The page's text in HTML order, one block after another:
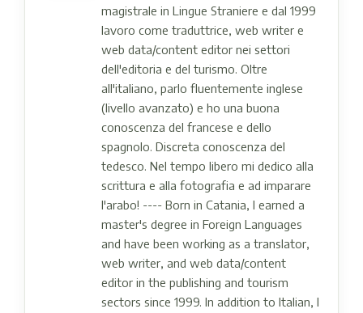
magistrale in Lingue Straniere e dal 1999
lavoro come traduttrice, web writer e
web data/content editor nei settori
dell'editoria e del turismo. Oltre
all'italiano, parlo fluentemente inglese
(livello avanzato) e ho una buona
conoscenza del francese e dello
spagnolo. Discreta conoscenza del
tedesco. Nel tempo libero mi dedico alla
scrittura e alla fotografia e ad imparare
l'arabo! ---- Born in Catania, I earned a
master's degree in Foreign Languages ​​
and have been working as a translator,
web writer, and web data/content
editor in the publishing and tourism
sectors since 1999. In addition to Italian, I